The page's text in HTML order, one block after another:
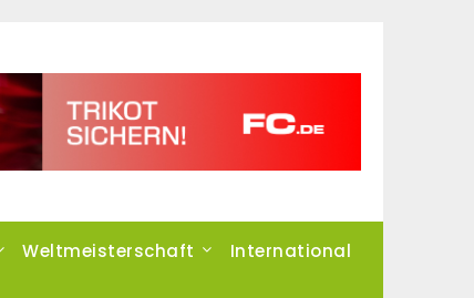
Weltmeisterschaft International